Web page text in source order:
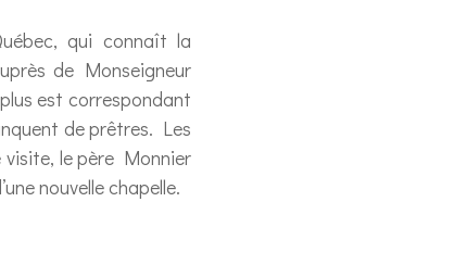
qui connaît la
de Monseigneur
est correspondant
de prêtres. Les
visite, le père Monnier
nouvelle chapelle.